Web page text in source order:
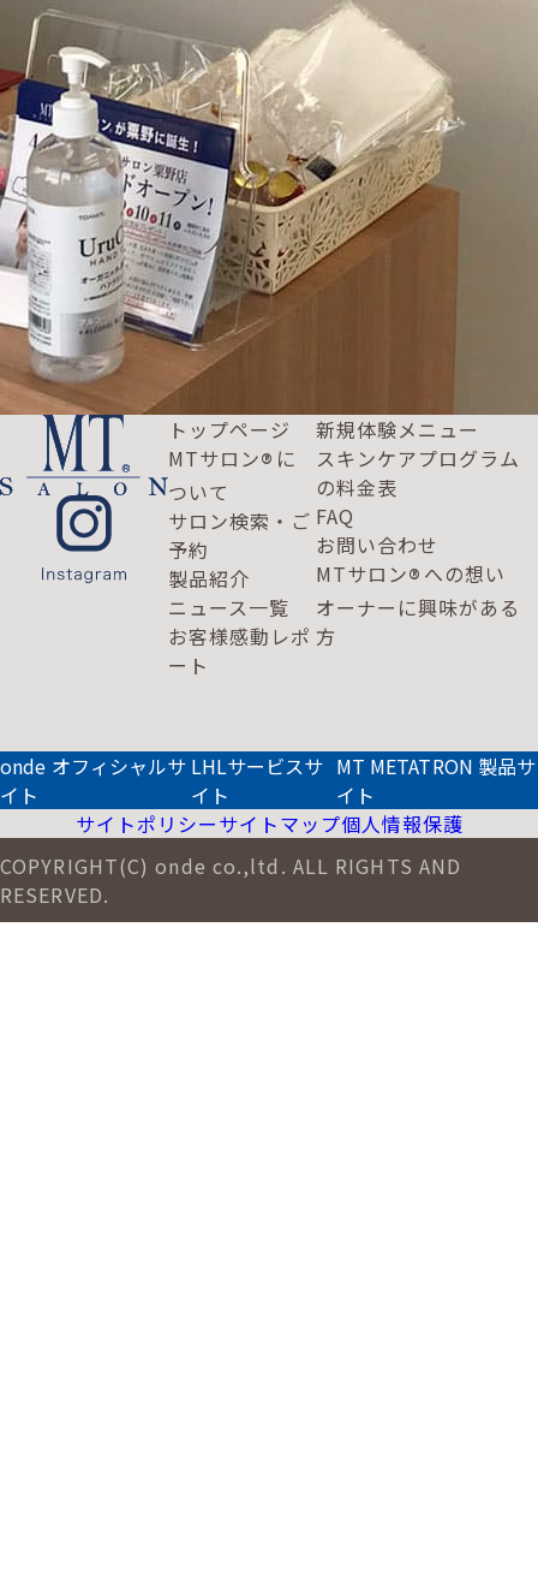
トップページ
MTサロン® に
ついて
サロン検索・ご
予約
製品紹介
ニュース一覧
お客様感動レポ
ート
新規体験メニュー
スキンケアプログラム
の料金表
FAQ
お問い合わせ
MTサロン® への想い
オーナーに興味がある
方
onde オフィシャルサ
イト
LHLサービスサ
イト
MT METATRON 製品サ
イト
サイトポリシーサイトマップ個人情報保護
COPYRIGHT(C) onde co.,ltd. ALL RIGHTS AND
RESERVED.